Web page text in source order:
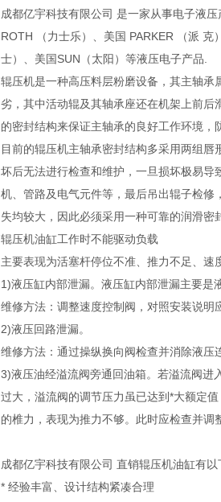
成都亿宇科技有限公司 是一家从事电子液
ROTH （力士乐）、美国 PARKER （派
士）、美国SUN（太阳）等液压电子产品.
辊压机是一种高压料层粉磨设备，其主轴
劣，其中活动辊及其轴承座还在机架上前
的密封结构来保证主轴承的良好工作环境，
目前的辊压机主轴承密封结构多采用两组
坏后无法进行检查和维护，一旦损坏极易
机、管路及电气元件等，最后吊出辊子检
失均较大，因此必须采用一种可靠的润滑密
辊压机油缸工作时不能驱动负载
主要表现为活塞杆停位不准、推力不足、速
1)液压缸内部泄漏。液压缸内部泄漏主要是
维修方法：调整速度控制阀，对照安装说明
2)液压回路泄漏。
维修方法：通过操纵换向阀检查并消除液压
3)液压油经溢流阀旁通回油箱。若溢流阀进
过大，溢流阀的调节压力虽已达到*大额定
的椎力，表现为推力不够。此时应检查并调
成都亿宇科技有限公司 直销辊压机油缸有以
* 经验丰富、设计结构紧凑合理